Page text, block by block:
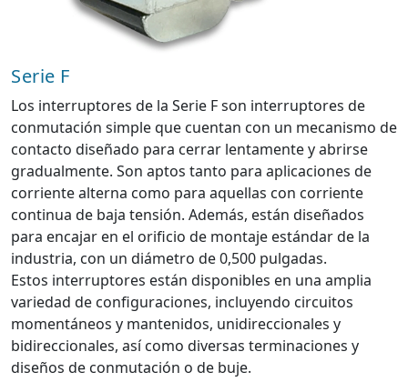
Serie F
Los interruptores de la Serie F son interruptores de
conmutación simple que cuentan con un mecanismo de
contacto diseñado para cerrar lentamente y abrirse
gradualmente. Son aptos tanto para aplicaciones de
corriente alterna como para aquellas con corriente
continua de baja tensión. Además, están diseñados
para encajar en el orificio de montaje estándar de la
industria, con un diámetro de 0,500 pulgadas.
Estos interruptores están disponibles en una amplia
variedad de configuraciones, incluyendo circuitos
momentáneos y mantenidos, unidireccionales y
bidireccionales, así como diversas terminaciones y
diseños de conmutación o de buje.